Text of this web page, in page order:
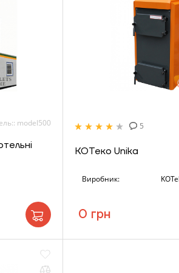
model500 5
КОТеко Unika
Виробник:
0 грн